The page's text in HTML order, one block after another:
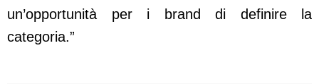
un’opportunità per i brand di definire la
categoria.”